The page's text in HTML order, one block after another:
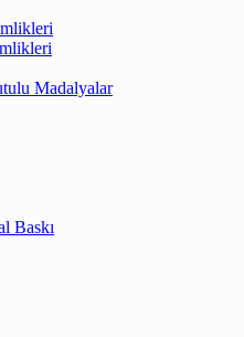
Madalyalar
Baskı